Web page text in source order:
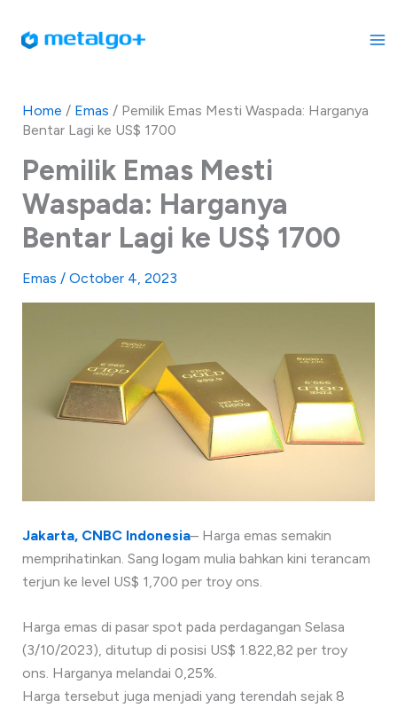
Home / Emas / Pemilik Emas Mesti Waspada: Harganya
Bentar Lagi ke US$ 1700
Pemilik Emas Mesti
Waspada: Harganya
Bentar Lagi ke US$ 1700
Emas / October 4, 2023
Jakarta, CNBC Indonesia– Harga emas semakin
memprihatinkan. Sang logam mulia bahkan kini terancam
terjun ke level US$ 1,700 per troy ons.
Harga emas di pasar spot pada perdagangan Selasa
(3/10/2023), ditutup di posisi US$ 1.822,82 per troy
ons. Harganya melandai 0,25%.
Harga tersebut juga menjadi yang terendah sejak 8